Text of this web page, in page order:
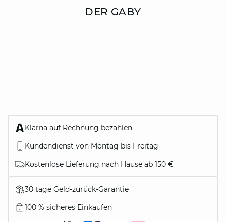
DER GABY
Klarna auf Rechnung bezahlen
Kundendienst von Montag bis Freitag
Kostenlose Lieferung nach Hause ab 150 €
30 tage Geld-zurück-Garantie
100 % sicheres Einkaufen